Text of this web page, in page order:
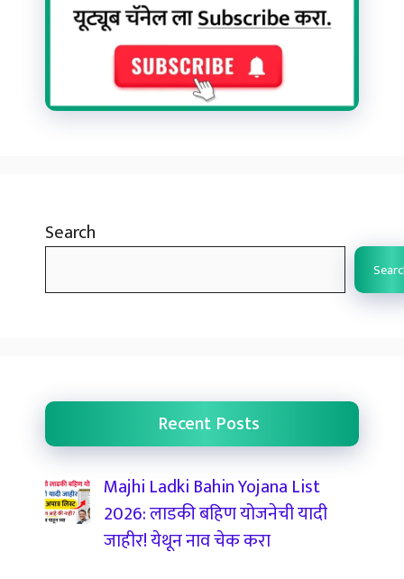
Search
Recent Posts
Majhi Ladki Bahin Yojana List
2026: लाडकी बहिण योजनेची यादी
जाहीर! येथून नाव चेक करा